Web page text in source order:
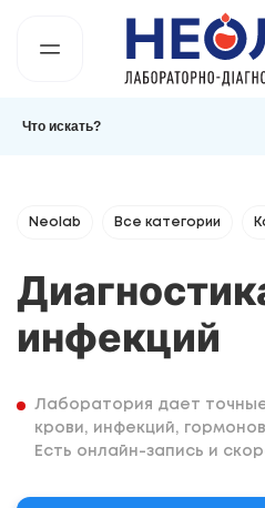
Neolab Все категории
инфекций
Лаборатория дает
крови, инфекций,
Есть онлайн-запись и